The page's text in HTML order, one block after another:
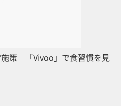
施策 「Vivoo」で食習慣を見